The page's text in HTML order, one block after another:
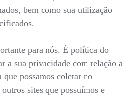
bem como sua utilização
para nós. É política do
a sua privacidade com relação a
possamos coletar no
sites que possuímos e